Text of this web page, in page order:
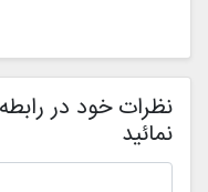
نظرات خود در
نمائید